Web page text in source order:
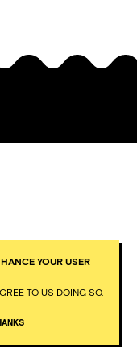
YOUR USER
TO US DOING SO.